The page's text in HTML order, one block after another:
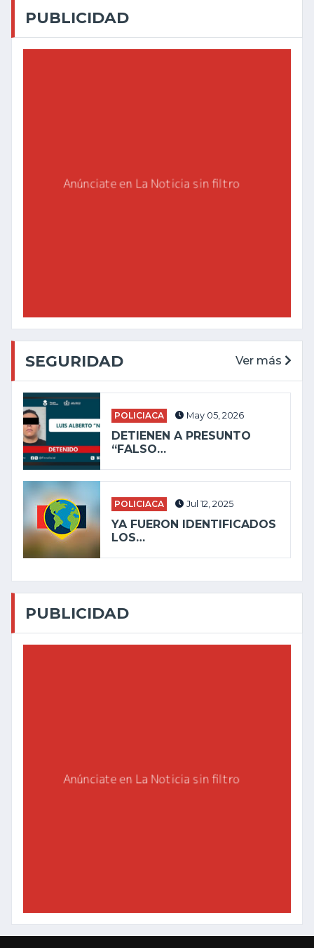
PUBLICIDAD
SEGURIDAD Ver más
POLICIACA May 05, 2026
DETIENEN A PRESUNTO
“FALSO…
POLICIACA Jul 12, 2025
YA FUERON IDENTIFICADOS
LOS…
PUBLICIDAD